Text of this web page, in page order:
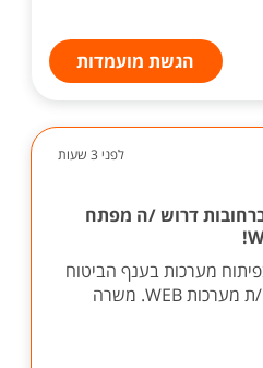
הגשת מועמדות
לפני 3 שעות
דרוש /ה מפתח
מערכות בענף הביטוח
והפיננסים, דרוש/ה מפתח/ת מערכות WEB. משרה